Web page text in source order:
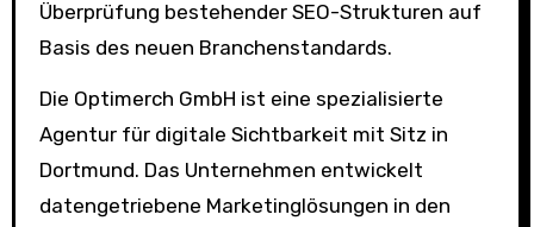
Überprüfung bestehender SEO-Strukturen auf
Basis des neuen Branchenstandards.
Die Optimerch GmbH ist eine spezialisierte
Agentur für digitale Sichtbarkeit mit Sitz in
Dortmund. Das Unternehmen entwickelt
datengetriebene Marketinglösungen in den